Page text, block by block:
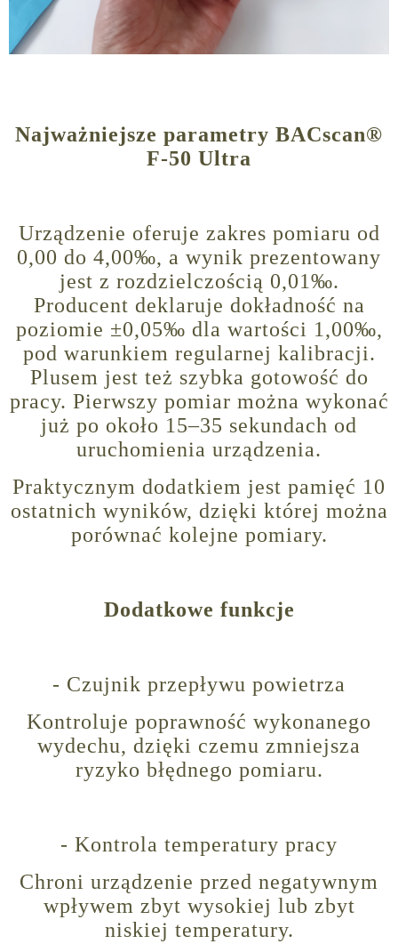
Najważniejsze parametry BACscan®
F-50 Ultra
Urządzenie oferuje zakres pomiaru od
0,00 do 4,00‰, a wynik prezentowany
jest z rozdzielczością 0,01‰.
Producent deklaruje dokładność na
poziomie ±0,05‰ dla wartości 1,00‰,
pod warunkiem regularnej kalibracji.
Plusem jest też szybka gotowość do
pracy. Pierwszy pomiar można wykonać
już po około 15–35 sekundach od
uruchomienia urządzenia.
Praktycznym dodatkiem jest pamięć 10
ostatnich wyników, dzięki której można
porównać kolejne pomiary.
Dodatkowe funkcje
- Czujnik przepływu powietrza
Kontroluje poprawność wykonanego
wydechu, dzięki czemu zmniejsza
ryzyko błędnego pomiaru.
- Kontrola temperatury pracy
Chroni urządzenie przed negatywnym
wpływem zbyt wysokiej lub zbyt
niskiej temperatury.